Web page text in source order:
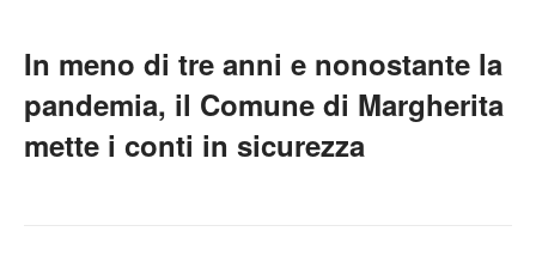
In meno di tre anni e nonostante la
pandemia, il Comune di Margherita
mette i conti in sicurezza